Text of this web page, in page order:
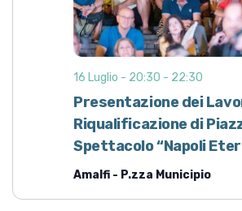
Presentazione dei
Riqualificazione di
Spettacolo “Napoli
16 Luglio - 20:30 - 22:30
Amalfi - P.zza Municipio